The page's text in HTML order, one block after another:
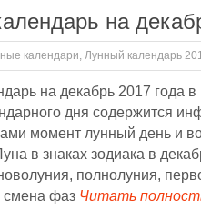
на
календари, Лунный календарь
на декабрь 2017 года
дня содержится
момент лунный день и во
в знаках зодиака в
полнолуния,
смена фаз Читать